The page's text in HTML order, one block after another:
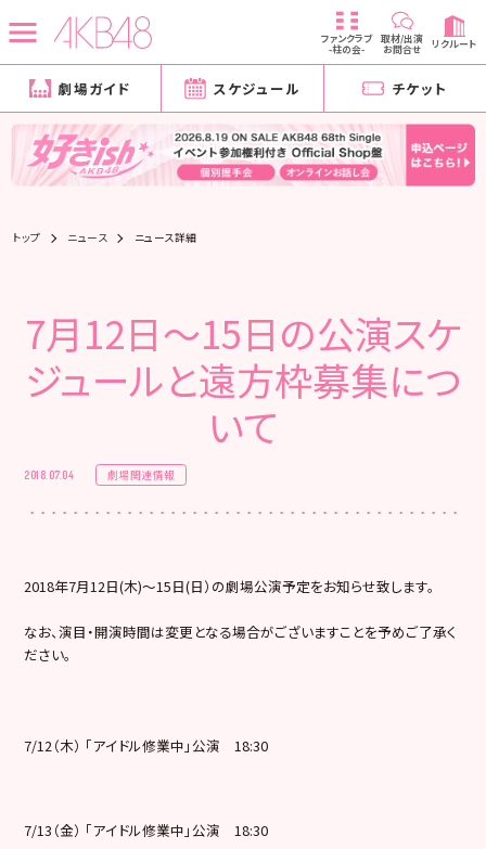
ファンクラブ
-柱の会-
取材/出演
お問合せ リクルート
劇場ガイド スケジュール チケット
トップ ニュース ニュース詳細
7月12日～15日の公演スケ
ジュールと遠方枠募集につ
いて
2018.07.04 劇場関連情報
2018年7月12日(木)～15日(日）の劇場公演予定をお知らせ致します。
なお、演目・開演時間は変更となる場合がございますことを予めご了承く
ださい。
7/12（木） 「アイドル修業中」公演 18:30
7/13（金） 「アイドル修業中」公演 18:30